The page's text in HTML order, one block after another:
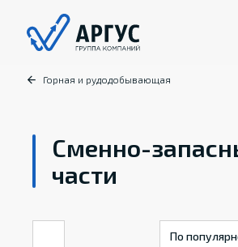
Горная и рудодобывающая
Сменно-
части